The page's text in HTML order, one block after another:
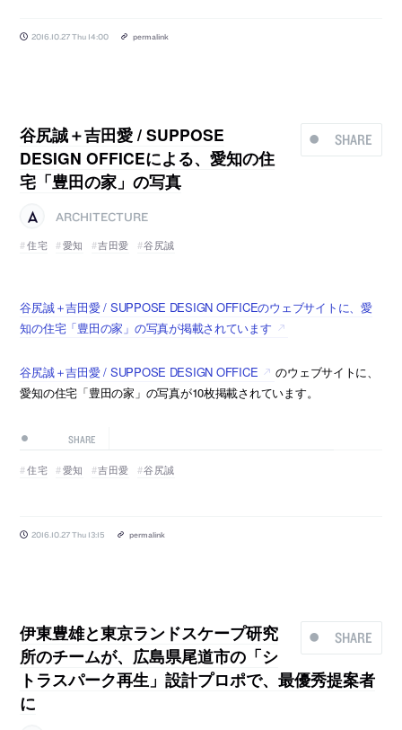
2016.10.27 Thu 14:00 permalink
SHARE
谷尻誠＋吉田愛 / SUPPOSE
DESIGN OFFICEによる、愛知の住
宅「豊田の家」の写真
ARCHITECTURE
住宅
愛知 吉田愛 谷尻誠
谷尻誠＋吉田愛 / SUPPOSE DESIGN OFFICEのウェブサイトに、愛
知の住宅「豊田の家」の写真が掲載されています
谷尻誠＋吉田愛 / SUPPOSE DESIGN OFFICE
のウェブサイトに、
愛知の住宅「豊田の家」の写真が10枚掲載されています。
SHARE
住宅 愛知 吉田愛 谷尻誠
2016.10.27 Thu 13:15 permalink
SHARE
伊東豊雄と東京ランドスケープ研究
所のチームが、広島県尾道市の「シ
トラスパーク再生」設計プロポで、最優秀提案者
に